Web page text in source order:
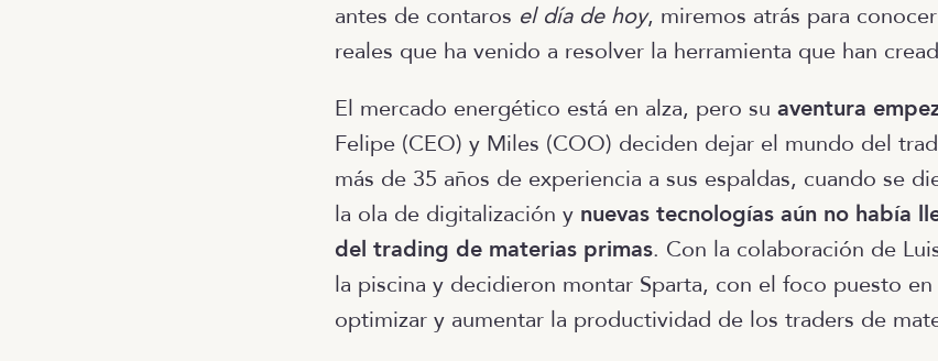
antes de contaros el día de hoy, miremos atrás para
reales que ha venido a resolver la herramienta que han
El mercado energético está en alza, pero su aventura
Felipe (CEO) y Miles (COO) deciden dejar el mundo del
más de 35 años de experiencia a sus espaldas, cuando se
la ola de digitalización y nuevas tecnologías aún no había
del trading de materias primas. Con la colaboración de
la piscina y decidieron montar Sparta, con el foco puesto en
optimizar y aumentar la productividad de los traders de